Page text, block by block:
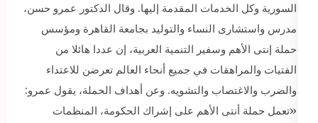
السورية وكل الخدمات المقدمة إليها. وقال الدكتور عمرو حسن،
مدرس واستشارى النساء والتوليد بجامعة القاهرة ومؤسس
حملة إنتى الأهم وسفير التنمية العربية، إن عددا هائلا من
الفتيات والمراهقات في جميع أنحاء العالم تعرضن للاعتداء
والضرب والاغتصاب والتشويه. وعن أهداف الحملة، يقول عمرو:
«تعمل حملة أنتى الأهم على إشراك الحكومة، المنظمات